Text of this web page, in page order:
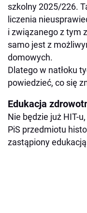
szkolny 2025/226.
liczenia
i związanego z tym
samo jest z
domowych.
Dlatego w natłoku
powiedzieć, co się
Edukacja
Nie będzie już HIT-
PiS przedmiotu
zastąpiony